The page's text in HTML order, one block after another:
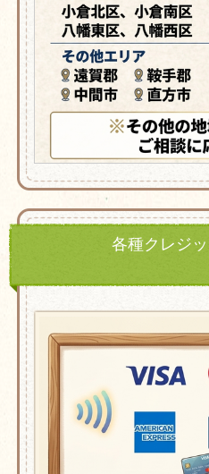
各種クレジ